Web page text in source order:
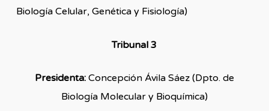
Biología Celular, Genética y Fisiología)
Tribunal 3
Presidenta:Concepción Ávila Sáez (Dpto. de
Biología Molecular y Bioquímica)